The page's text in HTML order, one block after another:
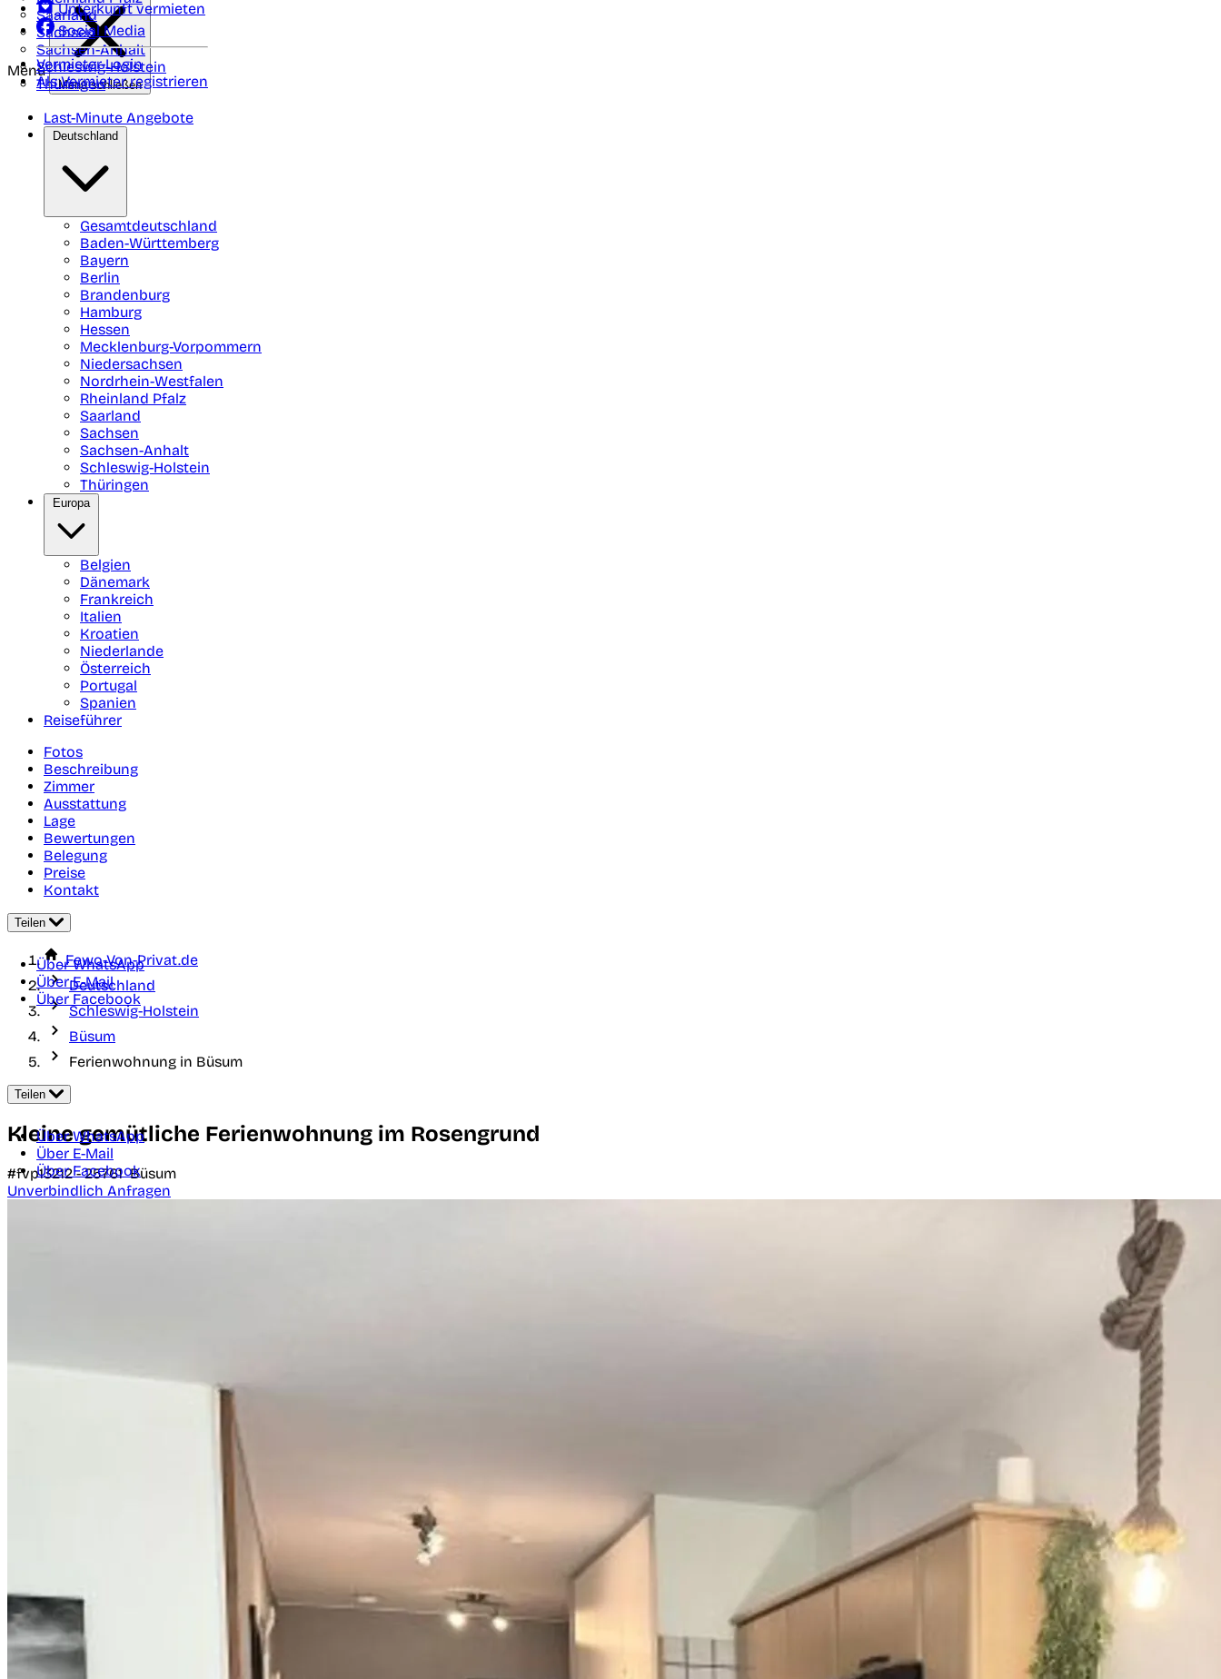
Saarland
Sachsen
Sachsen-Anhalt
Schleswig-Holstein
Thüringen
Unterkunft vermieten
Social Media
Vermieter-Login
Als Vermieter registrieren
Menü
Menü schließen
Last-Minute Angebote
Deutschland
Gesamtdeutschland
Baden-Württemberg
Bayern
Berlin
Brandenburg
Hamburg
Hessen
Mecklenburg-Vorpommern
Niedersachsen
Nordrhein-Westfalen
Rheinland Pfalz
Saarland
Sachsen
Sachsen-Anhalt
Schleswig-Holstein
Thüringen
Europa
Belgien
Dänemark
Frankreich
Italien
Kroatien
Niederlande
Österreich
Portugal
Spanien
Reiseführer
Fotos
Beschreibung
Zimmer
Ausstattung
Lage
Bewertungen
Belegung
Preise
Kontakt
Teilen
Über WhatsApp
Über E-Mail
Über Facebook
Fewo-Von-Privat.de
Deutschland
Schleswig-Holstein
Büsum
Ferienwohnung in Büsum
Teilen
Über WhatsApp
Über E-Mail
Über Facebook
Kleine gemütliche Ferienwohnung im Rosengrund
#fvp13212 -25761 Büsum
Unverbindlich Anfragen